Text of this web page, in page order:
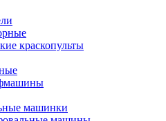
краскопульты
машинки